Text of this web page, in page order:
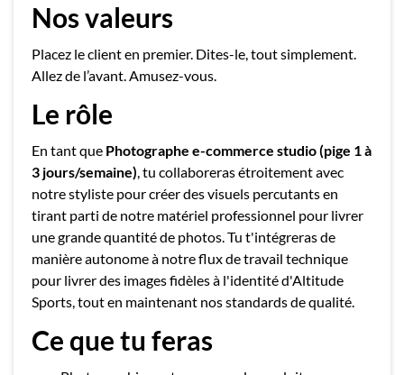
Nos valeurs
Placez le client en premier. Dites-le, tout simplement.
Allez de l’avant. Amusez-vous.
Le rôle
En tant que Photographe e-commerce studio (pige 1 à
3 jours/semaine), tu collaboreras étroitement avec
notre styliste pour créer des visuels percutants en
tirant parti de notre matériel professionnel pour livrer
une grande quantité de photos. Tu t'intégreras de
manière autonome à notre flux de travail technique
pour livrer des images fidèles à l'identité d'Altitude
Sports, tout en maintenant nos standards de qualité.
Ce que tu feras